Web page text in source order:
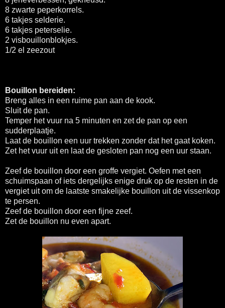
8 zwarte peperkorrels.
6 takjes selderie.
6 takjes peterselie.
2 visbouillonblokjes.
1/2 el zeezout
Bouillon bereiden:
Breng alles in een ruime pan aan de kook.
Sluit de pan.
Temper het vuur na 5 minuten en zet de pan op een
sudderplaatje.
Laat de bouillon een uur trekken zonder dat het gaat koken.
Zet het vuur uit en laat de gesloten pan nog een uur staan.
Zeef de bouillon door een groffe vergiet. Oefen met een
schuimspaan of iets dergelijks enige druk op de resten in de
vergiet uit om de laatste smakelijke bouillon uit de vissenkop
te persen.
Zeef de bouillon door een fijne zeef.
Zet de bouillon nu even apart.